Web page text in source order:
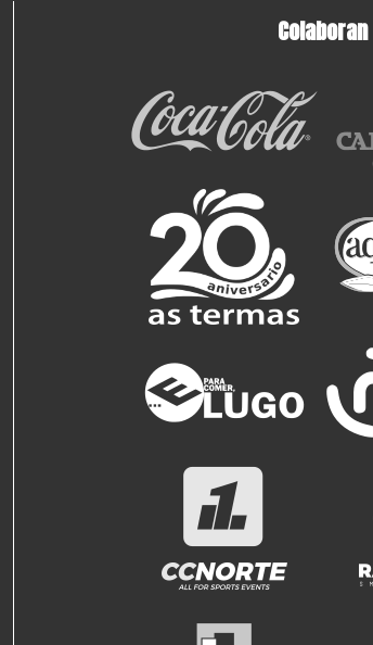
Colaboran